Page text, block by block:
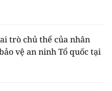
trò chủ thể của nhân
vệ an ninh Tổ quốc tại